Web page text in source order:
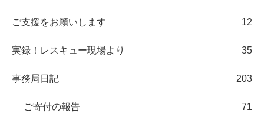
ご支援をお願いします 12
実録！レスキュー現場より 35
事務局日記 203
ご寄付の報告 71